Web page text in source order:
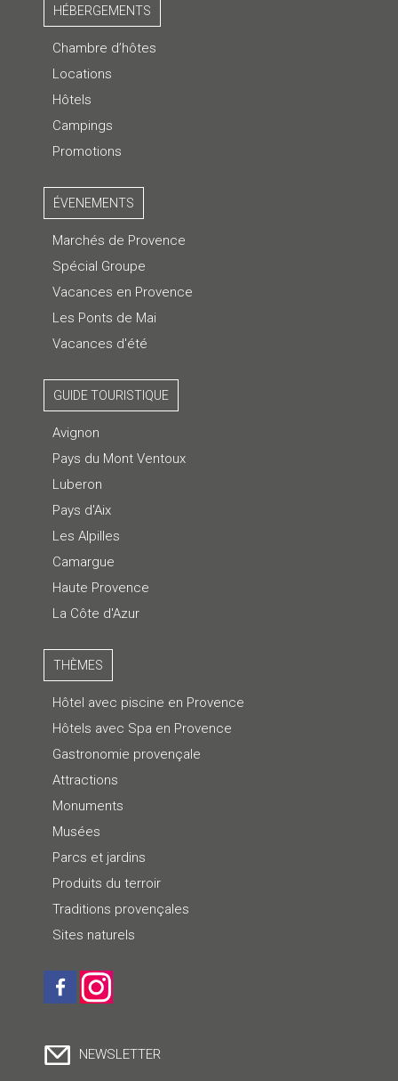
HÉBERGEMENTS
Chambre d’hôtes
Locations
Hôtels
Campings
Promotions
ÉVENEMENTS
Marchés de Provence
Spécial Groupe
Vacances en Provence
Les Ponts de Mai
Vacances d'été
GUIDE TOURISTIQUE
Avignon
Pays du Mont Ventoux
Luberon
Pays d'Aix
Les Alpilles
Camargue
Haute Provence
La Côte d'Azur
THÈMES
Hôtel avec piscine en Provence
Hôtels avec Spa en Provence
Gastronomie provençale
Attractions
Monuments
Musées
Parcs et jardins
Produits du terroir
Traditions provençales
Sites naturels
NEWSLETTER